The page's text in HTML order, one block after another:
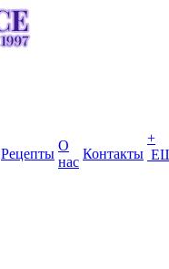
Рецепты
О
нас
Контакты
+